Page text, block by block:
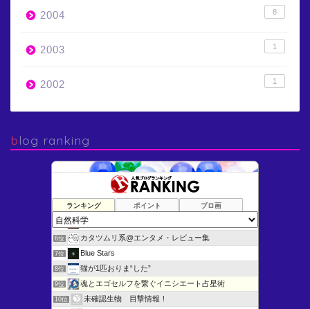
2004 8
2003 1
2002 1
blog ranking
ランキング ポイント ブロ画
海洋学研究者の日常
サイエンスジャーナル
風塵雷人 ー Fujin Raijin
5位 ロマンチック・クッキング&サイエンス
6位 カタツムリ系@エンタメ・レビュー集
7位 Blue Stars
8位 猫が1匹おりま“した”
9位 魂とエゴセルフを繋ぐイニシエート占星術
10位 未確認生物 目撃情報！